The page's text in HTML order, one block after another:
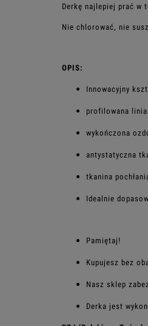
Derkę najlepiej prać w
Nie chlorować, nie
OPIS:
Innowacyjny
profilowana
wykończona
antystatyczna
tkanina
Idealnie
Pamiętaj!
Kupujesz bez
Nasz sklep
Derka jest